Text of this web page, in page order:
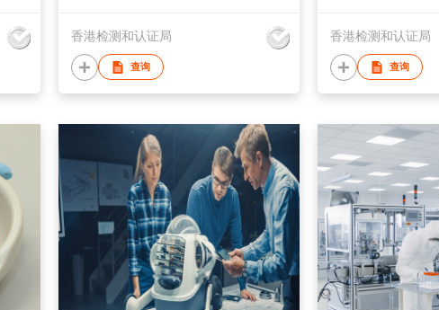
香港检测和认证局
查询
香港检测和认证局
查询